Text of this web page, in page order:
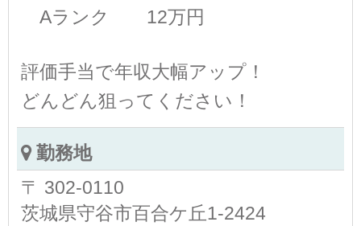
Aランク 12万円
評価手当で年収大幅アップ！
どんどん狙ってください！
勤務地
〒 302-0110
茨城県守谷市百合ケ丘1-2424